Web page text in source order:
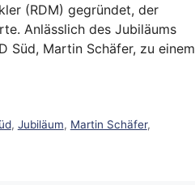
(RDM) gegründet, der
Anlässlich des Jubiläums
Süd, Martin Schäfer, zu einem
, Jubiläum, Martin Schäfer,